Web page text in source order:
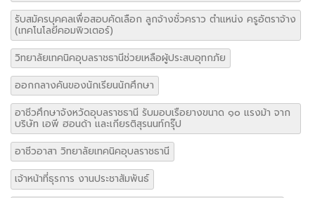
รับสมัครบุคคลเพื่อสอบคัดเลือก ลูกจ้างชั่วคราว ตำแหน่ง ครูอัตราจ้าง
(เทคโนโลยีคอมพิวเตอร์)
วิทยาลัยเทคนิคอุบลราชธานีช่วยเหลือผู้ประสบอุทกภัย
ออกกลางคันของนักเรียนนักศึกษา
อาชีวศึกษาจังหวัดอุบลราชธานี รับมอบเรือยางขนาด ๑๐ แรงม้า จาก
บริษัท เอพี ฮอนด้า และเกียรติสุรนนท์กรุ๊ป
อาชีวอาสา วิทยาลัยเทคนิคอุบลราชธานี
เจ้าหน้าที่ธุรการ งานประชาสัมพันธ์